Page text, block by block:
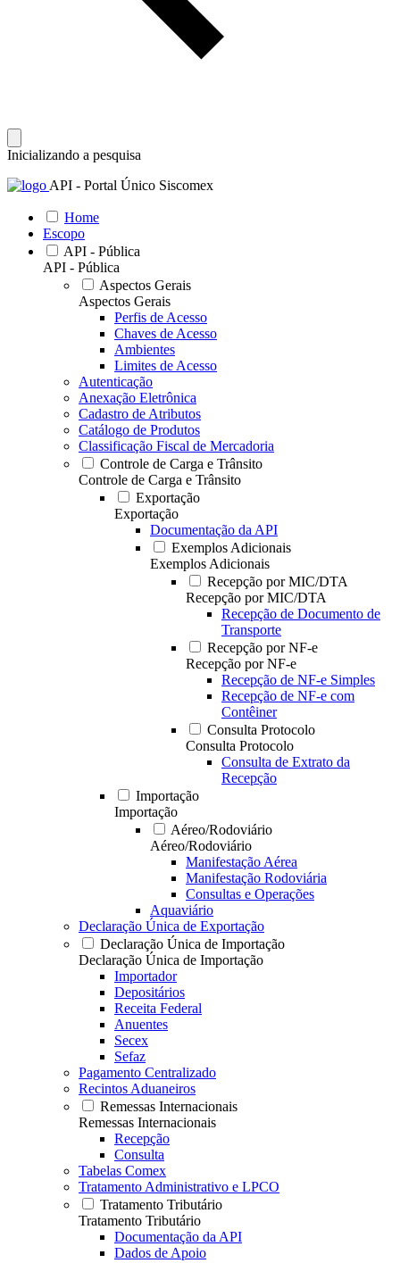
Inicializando a pesquisa
API - Portal Único Siscomex
Home
Escopo
API - Pública
API - Pública
Aspectos Gerais
Aspectos Gerais
Perfis de Acesso
Chaves de Acesso
Ambientes
Limites de Acesso
Autenticação
Anexação Eletrônica
Cadastro de Atributos
Catálogo de Produtos
Classificação Fiscal de Mercadoria
Controle de Carga e Trânsito
Controle de Carga e Trânsito
Exportação
Exportação
Documentação da API
Exemplos Adicionais
Exemplos Adicionais
Recepção por MIC/DTA
Recepção por MIC/DTA
Recepção de Documento de
Transporte
Recepção por NF-e
Recepção por NF-e
Recepção de NF-e Simples
Recepção de NF-e com
Contêiner
Consulta Protocolo
Consulta Protocolo
Consulta de Extrato da
Recepção
Importação
Importação
Aéreo/Rodoviário
Aéreo/Rodoviário
Manifestação Aérea
Manifestação Rodoviária
Consultas e Operações
Aquaviário
Declaração Única de Exportação
Declaração Única de Importação
Declaração Única de Importação
Importador
Depositários
Receita Federal
Anuentes
Secex
Sefaz
Pagamento Centralizado
Recintos Aduaneiros
Remessas Internacionais
Remessas Internacionais
Recepção
Consulta
Tabelas Comex
Tratamento Administrativo e LPCO
Tratamento Tributário
Tratamento Tributário
Documentação da API
Dados de Apoio